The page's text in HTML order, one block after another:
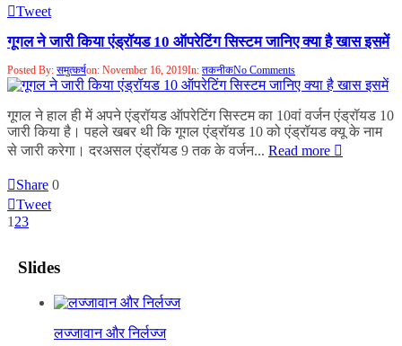
Tweet
गूगल ने जारी किया एंड्रॉयड 10 ऑपरेटिंग सिस्टम जानिए क्या है खास इसमें
Posted By: समुत्कर्षon: November 16, 2019In: तकनीकNo Comments
गूगल ने हाल ही में अपने एंड्रॉयड ऑपरेटिंग सिस्टम का 10वां वर्जन एंड्रॉयड 10
जारी किया है। पहले खबर थी कि गूगल एंड्रॉयड 10 को एंड्रॉयड क्यू के नाम
से जारी करेगा। दरअसल एंड्रॉयड 9 तक के वर्जन... Read more
Share 0
Tweet
1 23
Slides
लज्जावान और निर्लज्ज